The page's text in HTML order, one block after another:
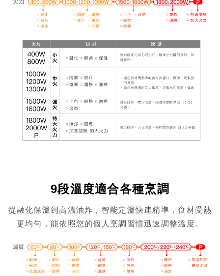
9段溫度適合各種烹調
從融化保溫到高溫油炸，智能定溫快速精準，食材受熱
更均勻，能依照您的個人烹調習慣迅速調整溫度。